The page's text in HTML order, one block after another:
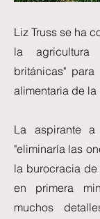
Liz Truss se ha
la
británicas"
alimentaria de la
La aspirante
"eliminaría las
la burocracia
en primera
muchos